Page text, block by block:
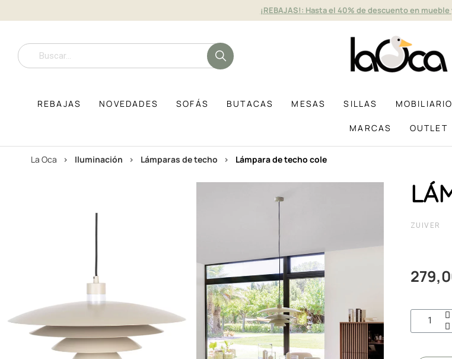
¡REBAJAS!: Hasta el 40% de descuento en
REBAJAS NOVEDADES SOFÁS BUTACAS MESAS SILLAS MOBILIARIO
MARCAS OUTLET
La Oca iluminación lámparas de techo lámpara de techo cole
ZUIVER